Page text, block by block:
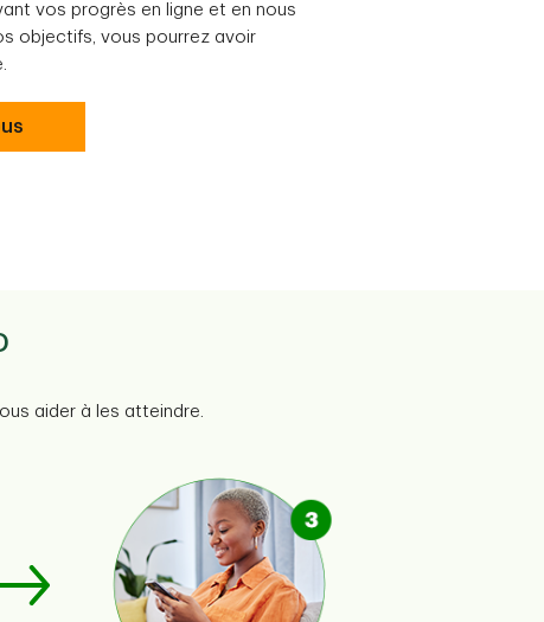
vos progrès en ligne et en nous
objectifs, vous pourrez avoir
aider à les atteindre.